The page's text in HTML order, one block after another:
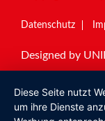
Datenschutz
Designed by
Diese Seite nutzt
um ihre Dienste